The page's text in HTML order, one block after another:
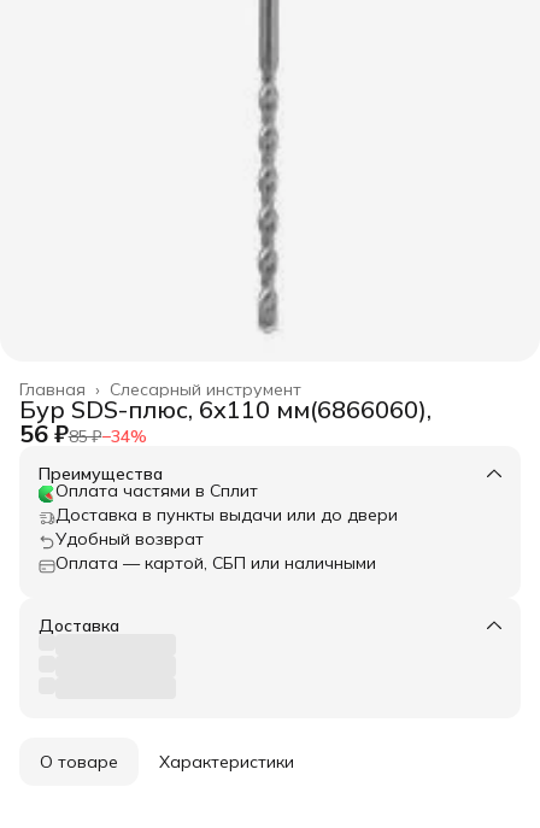
Слесарный инструмент
Главная ›
Бур SDS-плюс, 6x110 мм(6866060),
56 ₽85 ₽−34%
Преимущества
Оплата частями в Сплит
Доставка в пункты выдачи или до двери
Удобный возврат
Оплата — картой, СБП или наличными
Доставка
О товаре Характеристики